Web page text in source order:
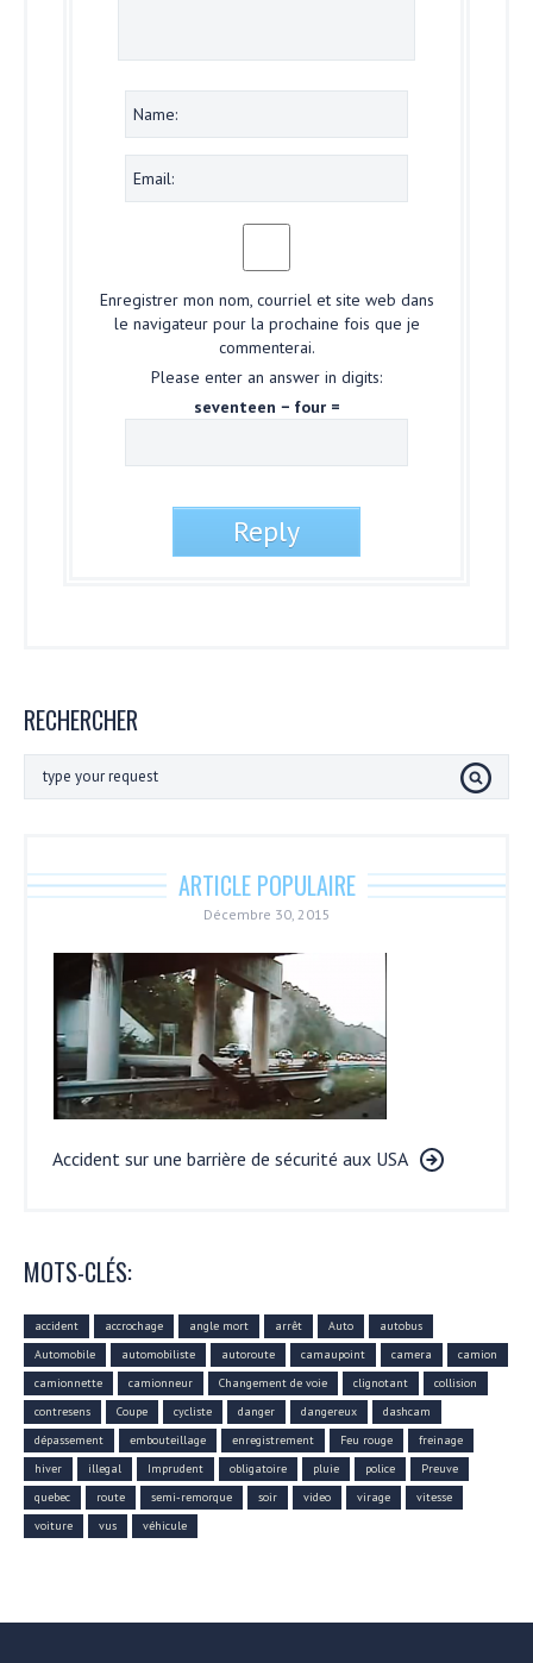
Enregistrer mon nom, courriel et site web dans
le navigateur pour la prochaine fois que je
commenterai.
Please enter an answer in digits:
seventeen − four =
RECHERCHER
ARTICLE POPULAIRE
Décembre 30, 2015
Accident sur une barrière de sécurité aux USA
MOTS-CLÉS:
accident accrochage angle mort arrêt Auto
autobus
Automobile
automobiliste autoroute camaupoint camera
camion
camionnette
camionneur Changement de voie clignotant
collision
contresens
Coupe cycliste danger dangereux
dashcam
dépassement
embouteillage enregistrement Feu rouge
freinage
hiver
illegal Imprudent obligatoire pluie police
Preuve
quebec
route semi-remorque soir video virage
vitesse
voiture
vus véhicule